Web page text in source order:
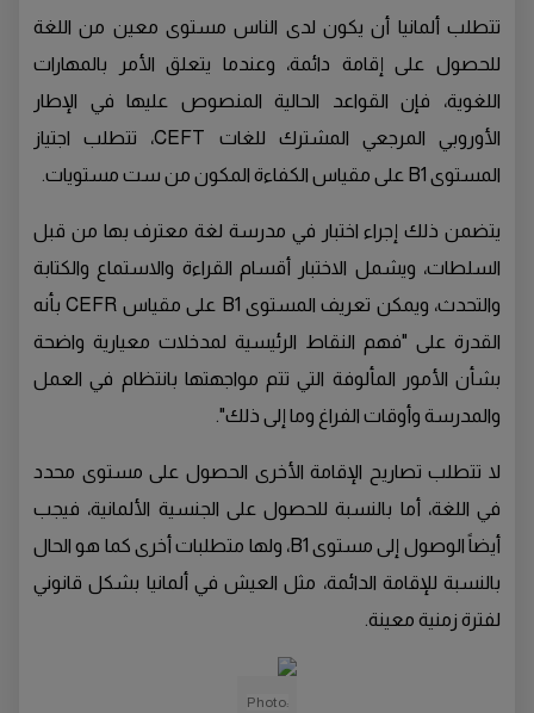
تتطلب ألمانيا أن يكون لدى الناس مستوى معين من اللغة
للحصول على إقامة دائمة، وعندما يتعلق الأمر بالمهارات
اللغوية، فإن القواعد الحالية المنصوص عليها في الإطار
الأوروبي المرجعي المشترك للغات CEFT، تتطلب اجتياز
المستوى B1 على مقياس الكفاءة المكون من ست مستويات.
يتضمن ذلك إجراء اختبار في مدرسة لغة معترف بها من قبل
السلطات، ويشمل الاختبار أقسام القراءة والاستماع والكتابة
والتحدث، ويمكن تعريف المستوى B1 على مقياس CEFR بأنه
القدرة على "فهم النقاط الرئيسية لمدخلات معيارية واضحة
بشأن الأمور المألوفة التي تتم مواجهتها بانتظام في العمل
والمدرسة وأوقات الفراغ وما إلى ذلك".
لا تتطلب تصاريح الإقامة الأخرى الحصول على مستوى محدد
في اللغة، أما بالنسبة للحصول على الجنسية الألمانية، فيجب
أيضاً الوصول إلى مستوى B1، ولها متطلبات أخرى كما هو الحال
بالنسبة للإقامة الدائمة، مثل العيش في ألمانيا بشكل قانوني
لفترة زمنية معينة.
Photo: